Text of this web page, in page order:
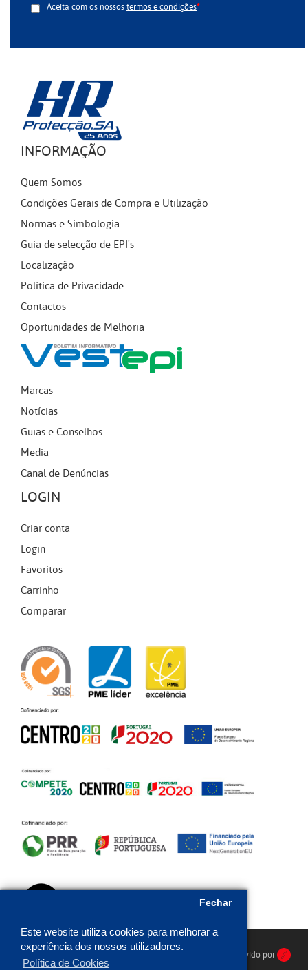
Este website utiliza cookies para melhorar a
experiência dos nossos utilizadores.
Política de Cookies
Fechar
Aceita com os nossostermos e condições
INFORMAÇÃO
Quem Somos
Condições Gerais de Compra e Utilização
Normas e Simbologia
Guia de selecção de EPI's
Localização
Política de Privacidade
Contactos
Oportunidades de Melhoria
Marcas
Notícias
Guias e Conselhos
Media
Canal de Denúncias
LOGIN
Criar conta
Login
Favoritos
Carrinho
Comparar
HR Protecção © 2026. Todos os direitos reservados. Desenvolvido por